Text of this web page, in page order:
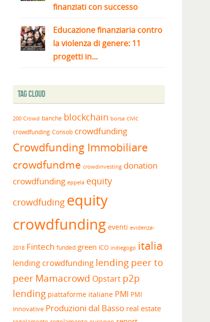
finanziati con successo
Educazione finanziaria contro
la violenza di genere: 11
progetti in...
Tag Cloud
200 Crowd banche blockchain borsa civic
crowdfunding Consob crowdfunding
Crowdfunding Immobiliare
crowdfundme crowdinvesting donation
crowdfunding eppela equity
crowdfuding equity
crowdfunding eventi evidenza-
2018 Fintech funded green ICO indiegogo italia
lending crowdfunding lending peer to
peerMamacrowd Opstart p2p
lending piattaforme italiane PMI PMI
innovative Produzioni dal Basso real estate